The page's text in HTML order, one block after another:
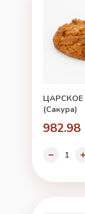
ЦАРСКОЕ
(Сакура)
982.98